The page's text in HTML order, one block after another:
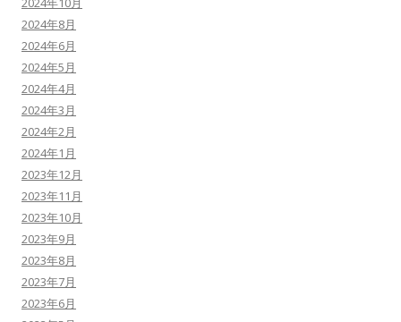
2024年8月
2024年6月
2024年5月
2024年4月
2024年3月
2024年2月
2024年1月
2023年12月
2023年11月
2023年10月
2023年9月
2023年8月
2023年7月
2023年6月